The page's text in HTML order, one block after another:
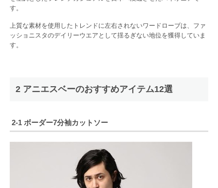
す。
上質な素材を使用したトレンドに左右されないワードローブは、ファ
ッショニスタのデイリーウエアとして揺るぎない地位を獲得していま
す。
2 アニエスベーのおすすめアイテム12選
2-1 ボーダー7分袖カットソー